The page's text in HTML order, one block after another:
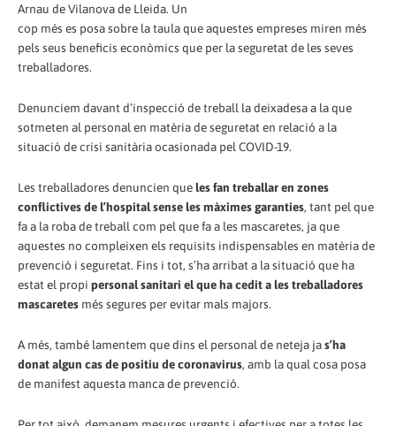
Arnau de Vilanova de Lleida. Un
cop més es posa sobre la taula que aquestes empreses miren més
pels seus beneficis econòmics que per la seguretat de les seves
treballadores.
Denunciem davant d’inspecció de treball la deixadesa a la que
sotmeten al personal en matèria de seguretat en relació a la
situació de crisi sanitària ocasionada pel COVID-19.
Les treballadores denuncien queles fan treballar en zones
conflictives de l’hospital sense les màximes garanties, tant pel que
fa a la roba de treball com pel que fa a les mascaretes, ja que
aquestes no compleixen els requisits indispensables en matèria de
prevenció i seguretat. Fins i tot, s’ha arribat a la situació que ha
estat el propi personal sanitari el que ha cedit a les treballadores
mascaretes més segures per evitar mals majors.
A més, també lamentem que dins el personal de neteja jas’ha
donat algun cas de positiu de coronavirus, amb la qual cosa posa
de manifest aquesta manca de prevenció.